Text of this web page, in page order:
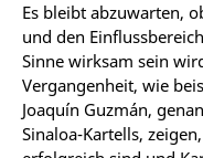
Es bleibt abzuwarten,
und den
Sinne wirksam sein
Vergangenheit, wie
Joaquín Guzmán,
Sinaloa-Kartells,